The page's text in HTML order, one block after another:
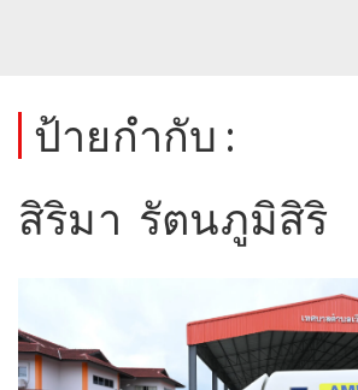
ป้ายกำกับ :
สิริมา รัตนภูมิสิริ